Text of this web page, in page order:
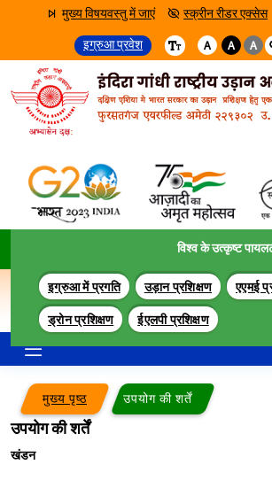
मुख्य विषयवस्तु में जाएं
स्क्रीन रीडर एक्सेस
इग्रुआ प्रवेश
A A A
विश्व के उत्कृष्ट पायलट
इग्रुआ में प्रगति उड़ान प्रशिक्षण एएमई
ड्रोन प्रशिक्षण ईएलपी प्रशिक्षण
मुख्य पृष्ठ उपयोग की शर्तें
उपयोग की शर्तें
खंडन